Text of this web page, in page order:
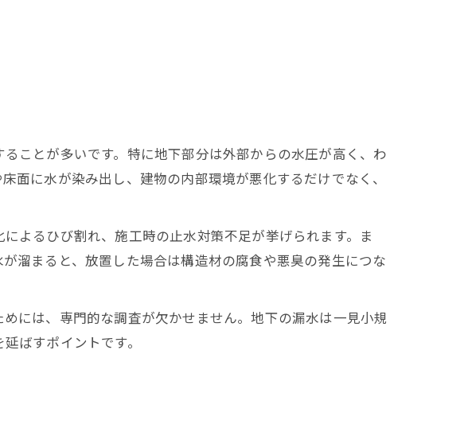
とは
本手順
活用方法
れ対策
ント
チェック項目
状の見分け方
考え方
イント
ことが多いです。特に地下部分は外部からの水圧が高く、わ
面に水が染み出し、建物の内部環境が悪化するだけでなく、
よるひび割れ、施工時の止水対策不足が挙げられます。ま
溜まると、放置した場合は構造材の腐食や悪臭の発生につな
には、専門的な調査が欠かせません。地下の漏水は一見小規
ばすポイントです。